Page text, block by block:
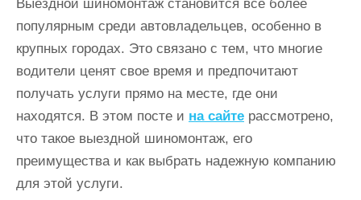
Выездной шиномонтаж становится все более
популярным среди автовладельцев, особенно в
крупных городах. Это связано с тем, что многие
водители ценят свое время и предпочитают
получать услуги прямо на месте, где они
находятся. В этом посте и на сайте рассмотрено,
что такое выездной шиномонтаж, его
преимущества и как выбрать надежную компанию
для этой услуги.